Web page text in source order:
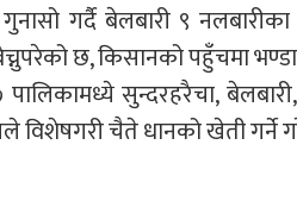
गर्दै बेलबारी ९
छ, किसानको पहुँचमा
सुन्दरहरैचा, बेलबारी,
विशेषगरी चैते धानको खेती गर्ने